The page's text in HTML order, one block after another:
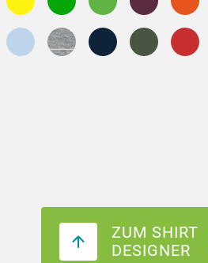
ZUM SHIRT
DESIGNER